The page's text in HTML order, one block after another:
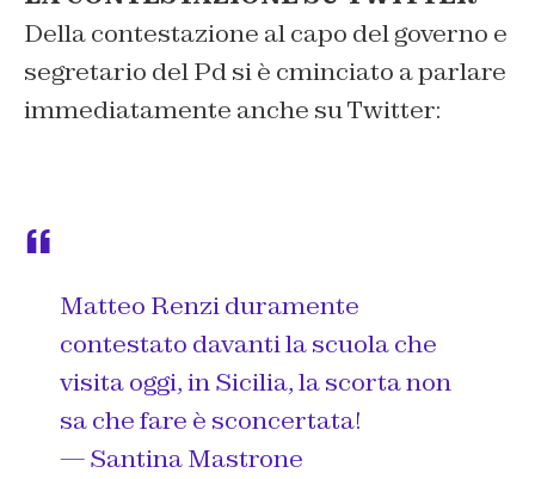
Della contestazione al capo del governo e
segretario del Pd si è cminciato a parlare
immediatamente anche su Twitter:
Matteo Renzi duramente
contestato davanti la scuola che
visita oggi, in Sicilia, la scorta non
sa che fare è sconcertata!
— Santina Mastrone